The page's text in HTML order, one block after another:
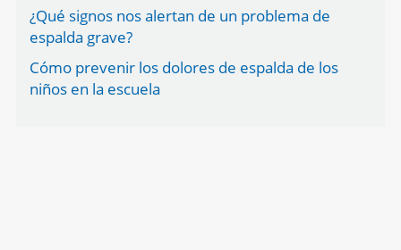
¿Qué signos nos alertan de un problema de
espalda grave?
Cómo prevenir los dolores de espalda de los
niños en la escuela